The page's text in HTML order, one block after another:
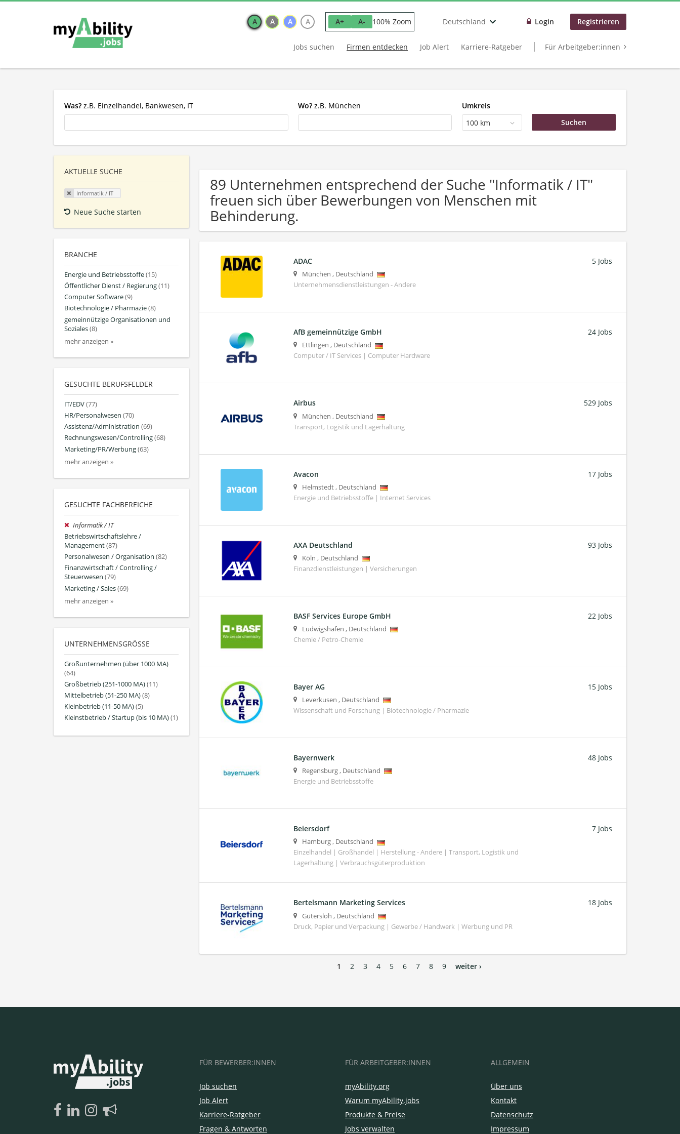
A A A A A+ A- 100% Zoom Deutschland Login Registrieren
Jobs suchen Firmen entdecken Job Alert Karriere-Ratgeber Für Arbeitgeber:innen
Was? z.B. Einzelhandel, Bankwesen, IT Wo? z.B. München
Umkreis
100 km
AKTUELLE SUCHE
Informatik / IT
Neue Suche starten
BRANCHE
Energie und Betriebsstoffe(15)
Öffentlicher Dienst / Regierung(11)
Computer Software(9)
Biotechnologie / Pharmazie(8)
gemeinnützige Organisationen und
Soziales(8)
mehr anzeigen »
GESUCHTE BERUFSFELDER
IT/EDV(77)
HR/Personalwesen (70)
Assistenz/Administration (69)
Rechnungswesen/Controlling(68)
Marketing/PR/Werbung(63)
mehr anzeigen »
GESUCHTE FACHBEREICHE
Informatik / IT
Betriebswirtschaftslehre /
Management(87)
Personalwesen / Organisation (82)
Finanzwirtschaft / Controlling /
Steuerwesen (79)
Marketing / Sales(69)
mehr anzeigen »
UNTERNEHMENSGRÖSSE
Großunternehmen (über 1000 MA)
(64)
Großbetrieb (251-1000 MA)(11)
Mittelbetrieb (51-250 MA)(8)
Kleinbetrieb (11-50 MA)(5)
Kleinstbetrieb / Startup (bis 10 MA)(1)
89 Unternehmen entsprechend der Suche "Informatik / IT"
freuen sich über Bewerbungen von Menschen mit
Behinderung.
ADAC
München , Deutschland
Unternehmensdienstleistungen - Andere
5 Jobs
AfB gemeinnützige GmbH
Ettlingen , Deutschland
Computer / IT Services | Computer Hardware
24 Jobs
Airbus
München , Deutschland
Transport, Logistik und Lagerhaltung
529 Jobs
Avacon
Helmstedt, Deutschland
Energie und Betriebsstoffe | Internet Services
17 Jobs
AXA Deutschland
Köln , Deutschland
Finanzdienstleistungen | Versicherungen
93 Jobs
BASF Services Europe GmbH
Ludwigshafen , Deutschland
Chemie / Petro-Chemie
22 Jobs
Bayer AG
Leverkusen , Deutschland
Wissenschaft und Forschung | Biotechnologie / Pharmazie
15 Jobs
Bayernwerk
Regensburg, Deutschland
Energie und Betriebsstoffe
48 Jobs
Beiersdorf
Hamburg, Deutschland
Einzelhandel | Großhandel | Herstellung - Andere | Transport, Logistik und
Lagerhaltung | Verbrauchsgüterproduktion
7 Jobs
Bertelsmann Marketing Services
Gütersloh , Deutschland
Druck, Papier und Verpackung | Gewerbe / Handwerk | Werbung und PR
18 Jobs
1 2 3 4 5 6 7 8 9 weiter ›
FÜR BEWERBER:INNEN
Job suchen
Job Alert
Karriere-Ratgeber
Fragen & Antworten
FÜR ARBEITGEBER:INNEN
myAbility.org
Warum myAbility.jobs
Produkte & Preise
Jobs verwalten
ALLGEMEIN
Über uns
Kontakt
Datenschutz
Impressum